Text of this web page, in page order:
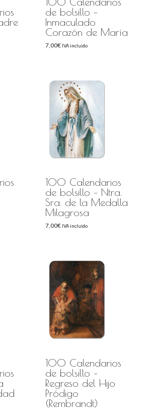
de bolsillo –
Inmaculado
Corazón de María
7,00€ IVA incluido
100 Calendarios
de bolsillo – Ntra.
Sra. de la Medalla
Milagrosa
7,00€ IVA incluido
100 Calendarios
de bolsillo –
Regreso del Hijo
Pródigo
(Rembrandt)